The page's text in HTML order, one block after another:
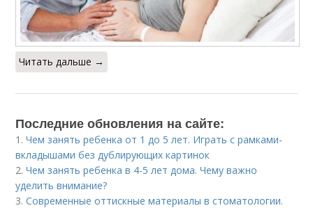
Читать дальше →
Последние обновления на сайте:
1.Чем занять ребенка от 1 до 5 лет. Играть с рамками-
вкладышами без дублирующих картинок
2.Чем занять ребенка в 4-5 лет дома. Чему важно
уделить внимание?
3.Современные оттискные материалы в стоматологии.